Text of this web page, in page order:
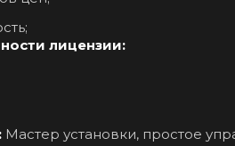
лицензии:
Мастер установки, простое